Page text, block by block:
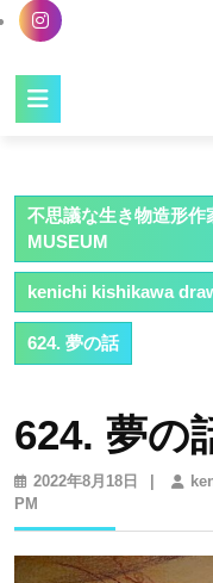
不思議な生き物造形
MUSEUM
kenichi kishikawa
624. 夢の話
624. 夢の
2022年8月18日
2022
18
PM